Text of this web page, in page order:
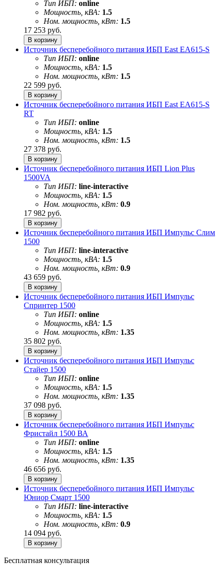
Тип ИБП: online
Мощность, кВА: 1.5
Ном. мощность, кВт: 1.5
17 253 руб.
Источник бесперебойного питания ИБП East EA615-S
Тип ИБП: online
Мощность, кВА: 1.5
Ном. мощность, кВт: 1.5
22 599 руб.
Источник бесперебойного питания ИБП East EA615-S
RT
Тип ИБП: online
Мощность, кВА: 1.5
Ном. мощность, кВт: 1.5
27 378 руб.
Источник бесперебойного питания ИБП Lion Plus
1500VA
Тип ИБП: line-interactive
Мощность, кВА: 1.5
Ном. мощность, кВт: 0.9
17 982 руб.
Источник бесперебойного питания ИБП Импульс Слим
1500
Тип ИБП: line-interactive
Мощность, кВА: 1.5
Ном. мощность, кВт: 0.9
43 659 руб.
Источник бесперебойного питания ИБП Импульс
Спринтер 1500
Тип ИБП: online
Мощность, кВА: 1.5
Ном. мощность, кВт: 1.35
35 802 руб.
Источник бесперебойного питания ИБП Импульс
Стайер 1500
Тип ИБП: online
Мощность, кВА: 1.5
Ном. мощность, кВт: 1.35
37 098 руб.
Источник бесперебойного питания ИБП Импульс
Фристайл 1500 ВА
Тип ИБП: online
Мощность, кВА: 1.5
Ном. мощность, кВт: 1.35
46 656 руб.
Источник бесперебойного питания ИБП Импульс
Юниор Смарт 1500
Тип ИБП: line-interactive
Мощность, кВА: 1.5
Ном. мощность, кВт: 0.9
14 094 руб.
Бесплатная консультация